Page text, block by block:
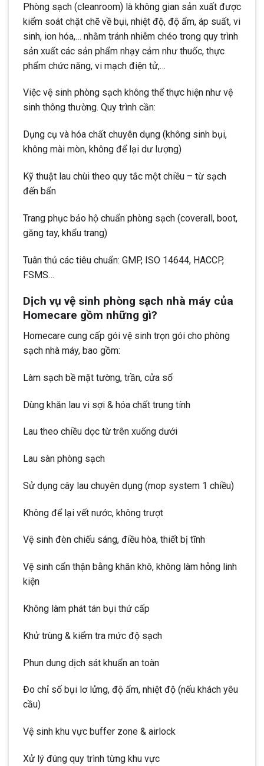
Phòng sạch (cleanroom) là không gian sản xuất được
kiểm soát chặt chẽ về bụi, nhiệt độ, độ ẩm, áp suất, vi
sinh, ion hóa,… nhằm tránh nhiễm chéo trong quy trình
sản xuất các sản phẩm nhạy cảm như thuốc, thực
phẩm chức năng, vi mạch điện tử,…
Việc vệ sinh phòng sạch không thể thực hiện như vệ
sinh thông thường. Quy trình cần:
Dụng cụ và hóa chất chuyên dụng (không sinh bụi,
không mài mòn, không để lại dư lượng)
Kỹ thuật lau chùi theo quy tắc một chiều – từ sạch
đến bẩn
Trang phục bảo hộ chuẩn phòng sạch (coverall, boot,
găng tay, khẩu trang)
Tuân thủ các tiêu chuẩn: GMP, ISO 14644, HACCP,
FSMS…
Dịch vụ vệ sinh phòng sạch nhà máy của
Homecare gồm những gì?
Homecare cung cấp gói vệ sinh trọn gói cho phòng
sạch nhà máy, bao gồm:
Làm sạch bề mặt tường, trần, cửa sổ
Dùng khăn lau vi sợi & hóa chất trung tính
Lau theo chiều dọc từ trên xuống dưới
Lau sàn phòng sạch
Sử dụng cây lau chuyên dụng (mop system 1 chiều)
Không để lại vết nước, không trượt
Vệ sinh đèn chiếu sáng, điều hòa, thiết bị tĩnh
Vệ sinh cẩn thận bằng khăn khô, không làm hỏng linh
kiện
Không làm phát tán bụi thứ cấp
Khử trùng & kiểm tra mức độ sạch
Phun dung dịch sát khuẩn an toàn
Đo chỉ số bụi lơ lửng, độ ẩm, nhiệt độ (nếu khách yêu
cầu)
Vệ sinh khu vực buffer zone & airlock
Xử lý đúng quy trình từng khu vực